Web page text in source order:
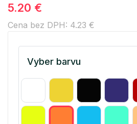
5.20 €
Cena bez DPH: 4.23 €
Vyber barvu